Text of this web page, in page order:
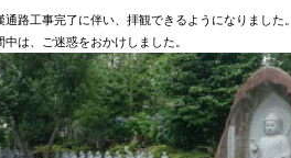
通路工事完了に伴い、拝観できるようになりました。
中は、ご迷惑をおかけしました。